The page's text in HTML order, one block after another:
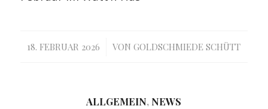
18. FEBRUAR 2026
/ VONGOLDSCHMIEDE SCHÜTT
ALLGEMEIN, NEWS